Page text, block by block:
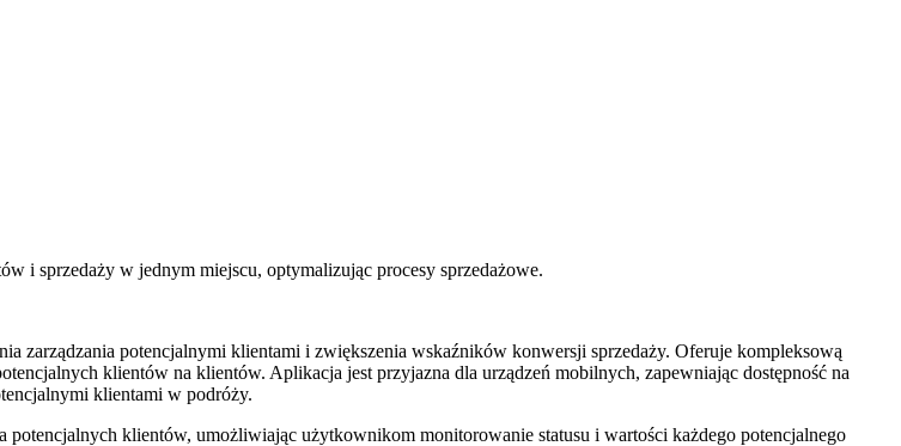
i sprzedaży w jednym miejscu, optymalizując procesy sprzedażowe.
zarządzania potencjalnymi klientami i zwiększenia wskaźników konwersji sprzedaży. Oferuje kompleksową
klientów na klientów. Aplikacja jest przyjazna dla urządzeń mobilnych, zapewniając dostępność na
klientami w podróży.
klientów, umożliwiając użytkownikom monitorowanie statusu i wartości każdego potencjalnego